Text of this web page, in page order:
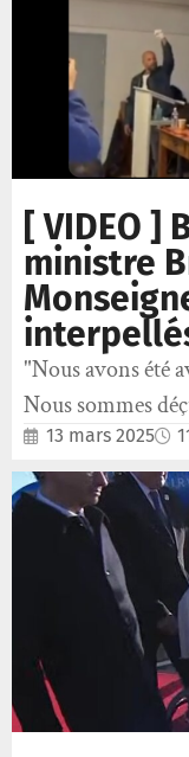
[ VIDEO ]
ministre
"Nous avons été
Nous sommes
13 mars 2025